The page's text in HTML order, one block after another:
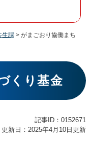
生課 > がまごおり協働まち
くり基金
記事ID：0152671
更新日：2025年4月10日更新